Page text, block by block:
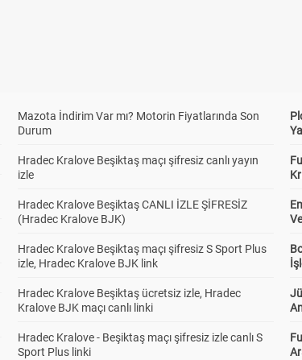
Mazota İndirim Var mı? Motorin Fiyatlarında Son
Durum
Hradec Kralove Beşiktaş maçı şifresiz canlı yayın
izle
Hradec Kralove Beşiktaş CANLI İZLE ŞİFRESİZ
(Hradec Kralove BJK)
Hradec Kralove Beşiktaş maçı şifresiz S Sport Plus
izle, Hradec Kralove BJK link
Hradec Kralove Beşiktaş ücretsiz izle, Hradec
Kralove BJK maçı canlı linki
Hradec Kralove - Beşiktaş maçı şifresiz izle canlı S
Sport Plus linki